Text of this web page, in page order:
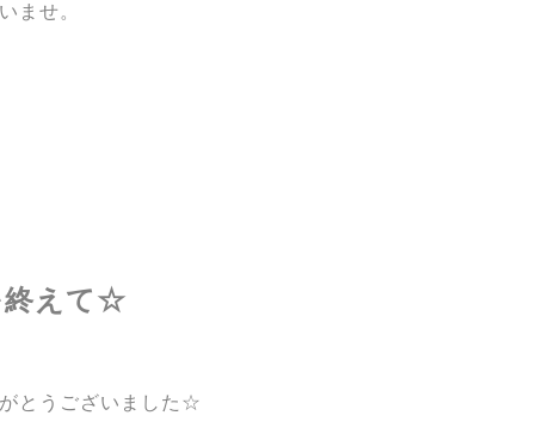
ませ。
終えて☆
とうございました☆